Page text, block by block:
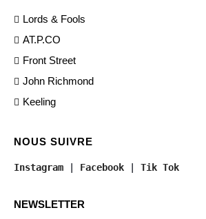
Lords & Fools
AT.P.CO
Front Street
John Richmond
Keeling
NOUS SUIVRE
Instagram Facebook Tik Tok
NEWSLETTER